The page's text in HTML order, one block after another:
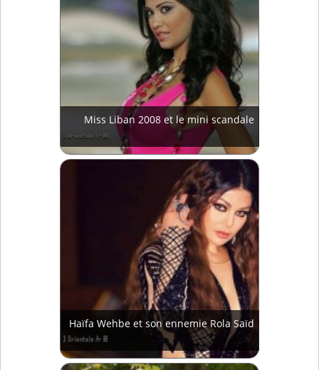
Miss Liban 2008 et le mini scandale
Haïfa Wehbe et son ennemie Rola Saïd